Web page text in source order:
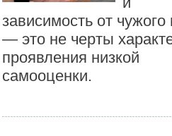
зависимость от
— это не черты
проявления низкой
самооценки.